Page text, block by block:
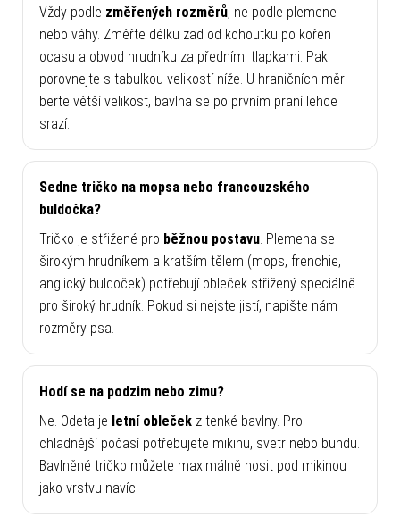
Vždy podle změřených rozměrů, ne podle plemene
nebo váhy. Změřte délku zad od kohoutku po kořen
ocasu a obvod hrudníku za předními tlapkami. Pak
porovnejte s tabulkou velikostí níže. U hraničních měr
berte větší velikost, bavlna se po prvním praní lehce
srazí.
Sedne tričko na mopsa nebo francouzského
buldočka?
Tričko je střižené pro běžnou postavu . Plemena se
širokým hrudníkem a kratším tělem (mops, frenchie,
anglický buldoček) potřebují obleček střižený speciálně
pro široký hrudník. Pokud si nejste jistí, napište nám
rozměry psa.
Hodí se na podzim nebo zimu?
Ne. Odeta je letní obleček z tenké bavlny. Pro
chladnější počasí potřebujete mikinu, svetr nebo bundu.
Bavlněné tričko můžete maximálně nosit pod mikinou
jako vrstvu navíc.